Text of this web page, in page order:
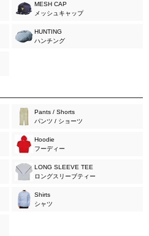
MESH CAP
メッシュキャップ
HUNTING
ハンチング
Pants / Shorts
パンツ / ショーツ
Hoodie
フーディー
LONG SLEEVE TEE
ロングスリーブティー
Shirts
シャツ